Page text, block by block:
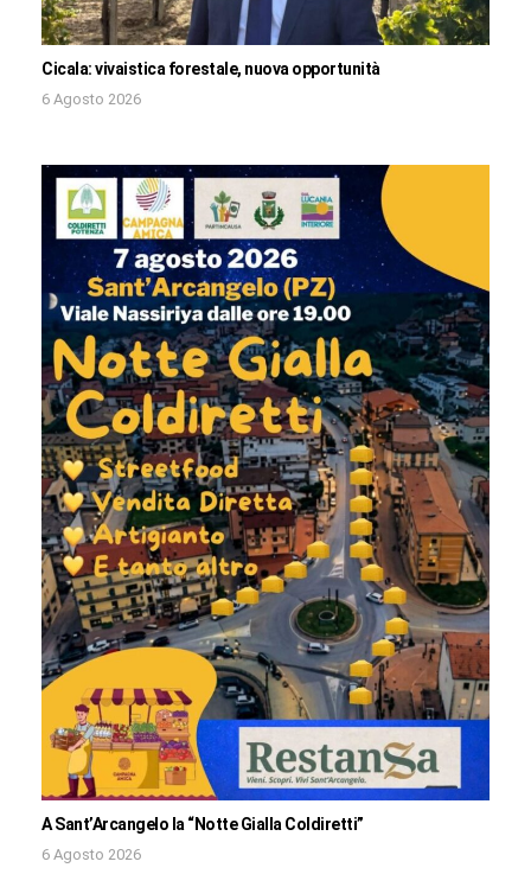
Cicala: vivaistica forestale, nuova opportunità
6 Agosto 2026
A Sant’Arcangelo la “Notte Gialla Coldiretti”
6 Agosto 2026